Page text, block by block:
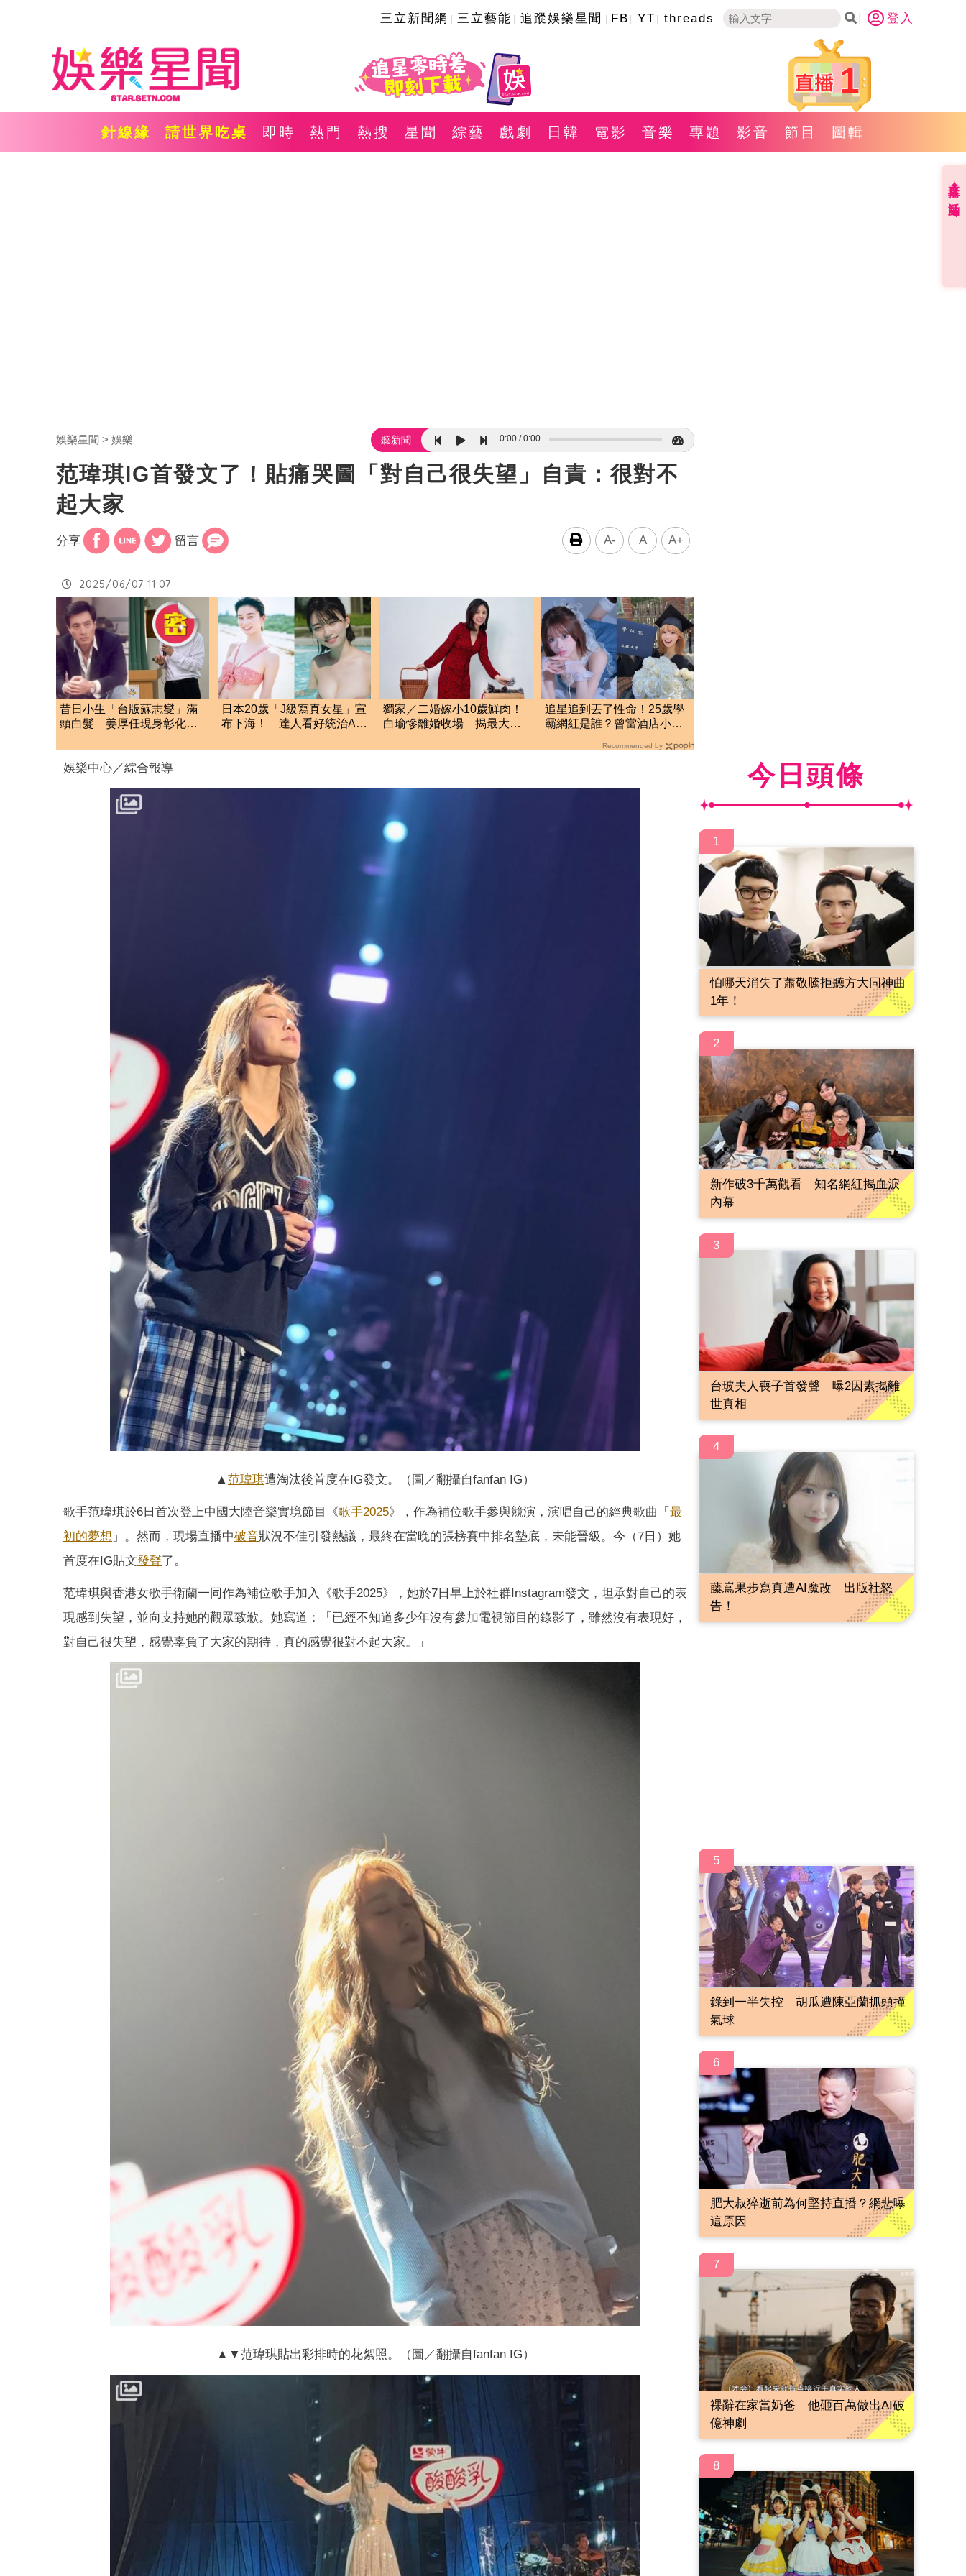
三立新聞網 三立藝能 追蹤娛樂星聞 FB YT threads 登入
1
針線緣 請世界吃桌 即時 熱門 熱搜 星聞 綜藝 戲劇 日韓 電影 音樂 專題 影音 節目 圖輯
娛樂星聞 娛樂 聽新聞 0:00 0:00
范瑋琪IG首發文了！貼痛哭圖「對自己很失望」自責：很對不
起大家
分享 留言 A- A A+
2025/06/07 11:07
昔日小生「台版蘇志燮」滿
頭白髮 姜厚任現身彰化地
日本20歲「J級寫真女星」宣
布下海！ 達人看好統治AV
獨家／二婚嫁小10歲鮮肉！
白瑜慘離婚收場 揭最大關
追星追到丟了性命！25歲學
霸網紅是誰？曾當酒店小姐
Recommended by
娛樂中心／綜合報導
▲范瑋琪遭淘汰後首度在IG發文。（圖／翻攝自fanfan IG）
歌手范瑋琪於6日首次登上中國大陸音樂實境節目《歌手2025》，作為補位歌手參與競演，演唱自己的經典歌曲「 最
初的夢想 」。然而，現場直播中破音狀況不佳引發熱議，最終在當晚的張榜賽中排名墊底，未能晉級。今（7日）她
首度在IG貼文發聲了。
范瑋琪與香港女歌手衛蘭一同作為補位歌手加入《歌手2025》，她於7日早上於社群Instagram發文，坦承對自己的表
現感到失望，並向支持她的觀眾致歉。她寫道：「已經不知道多少年沒有參加電視節目的錄影了，雖然沒有表現好，
對自己很失望，感覺辜負了大家的期待，真的感覺很對不起大家。」
▲▼范瑋琪貼出彩排時的花絮照。（圖／翻攝自fanfan IG）
今日頭條
1
怕哪天消失了蕭敬騰拒聽方大同神曲
1年！
2
新作破3千萬觀看 知名網紅揭血淚
內幕
3
台玻夫人喪子首發聲 曝2因素揭離
世真相
4
藤嶌果步寫真遭AI魔改 出版社怒
告！
5
錄到一半失控 胡瓜遭陳亞蘭抓頭撞
氣球
6
肥大叔猝逝前為何堅持直播？網悲曝
這原因
7
裸辭在家當奶爸 他砸百萬做出AI破
億神劇
8
直播✦活動